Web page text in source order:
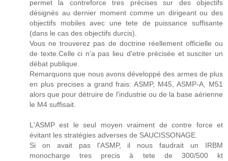
permet la contreforce tres précises sur des objectifs
désignés au dernier moment comme un dirigeant ou des
objectifs mobiles avec une tete de puissance suffisante
(dans le cas des objectifs durcis).
Vous ne trouverez pas de doctrine réellement officielle ou
de texte.Celle ci n'a pas lieu d'etre précisée et susciter un
débat publique.
Remarquons que nous avons développé des armes de plus
en plus precises a grand frais: ASMP, M45, ASMP-A, M51
alors que pour détruire de l'industrie ou de la base aérienne
le M4 suffisait.
L'ASMP est le seul moyen vraiment de contre force et
évitant les stratégies adverses de SAUCISSONAGE.
Si on avait pas l'ASMP, il nous faudrait un IRBM
monocharge tres precis à tete de 300/500 kt